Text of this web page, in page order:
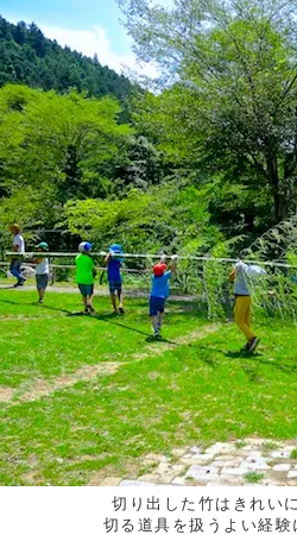
切り出した竹はきれい
切る道具を扱うよい経験